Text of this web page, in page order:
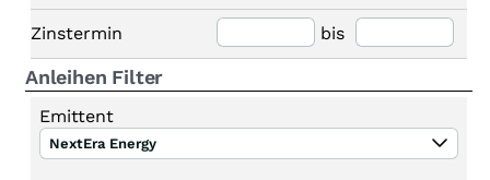
Zinstermin bis
Anleihen Filter
Emittent
NextEra Energy